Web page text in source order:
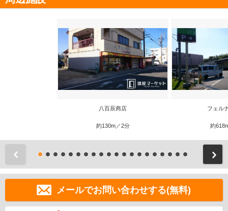
八百辰商店
約130m／2分
フェル
約
メールでお問い合わせする(無料)